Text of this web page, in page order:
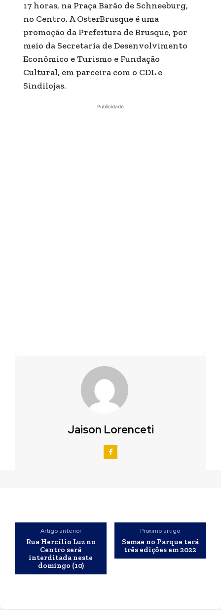
17 horas, na Praça Barão de Schneeburg,
no Centro. A OsterBrusque é uma
promoção da Prefeitura de Brusque, por
meio da Secretaria de Desenvolvimento
Econômico e Turismo e Fundação
Cultural, em parceira com o CDL e
Sindilojas.
Publicidade
Jaison Lorenceti
Artigo anterior
Rua Hercílio Luz no
Centro será
interditada neste
domingo (10)
Próximo artigo
Samae no Parque terá
três edições em 2022